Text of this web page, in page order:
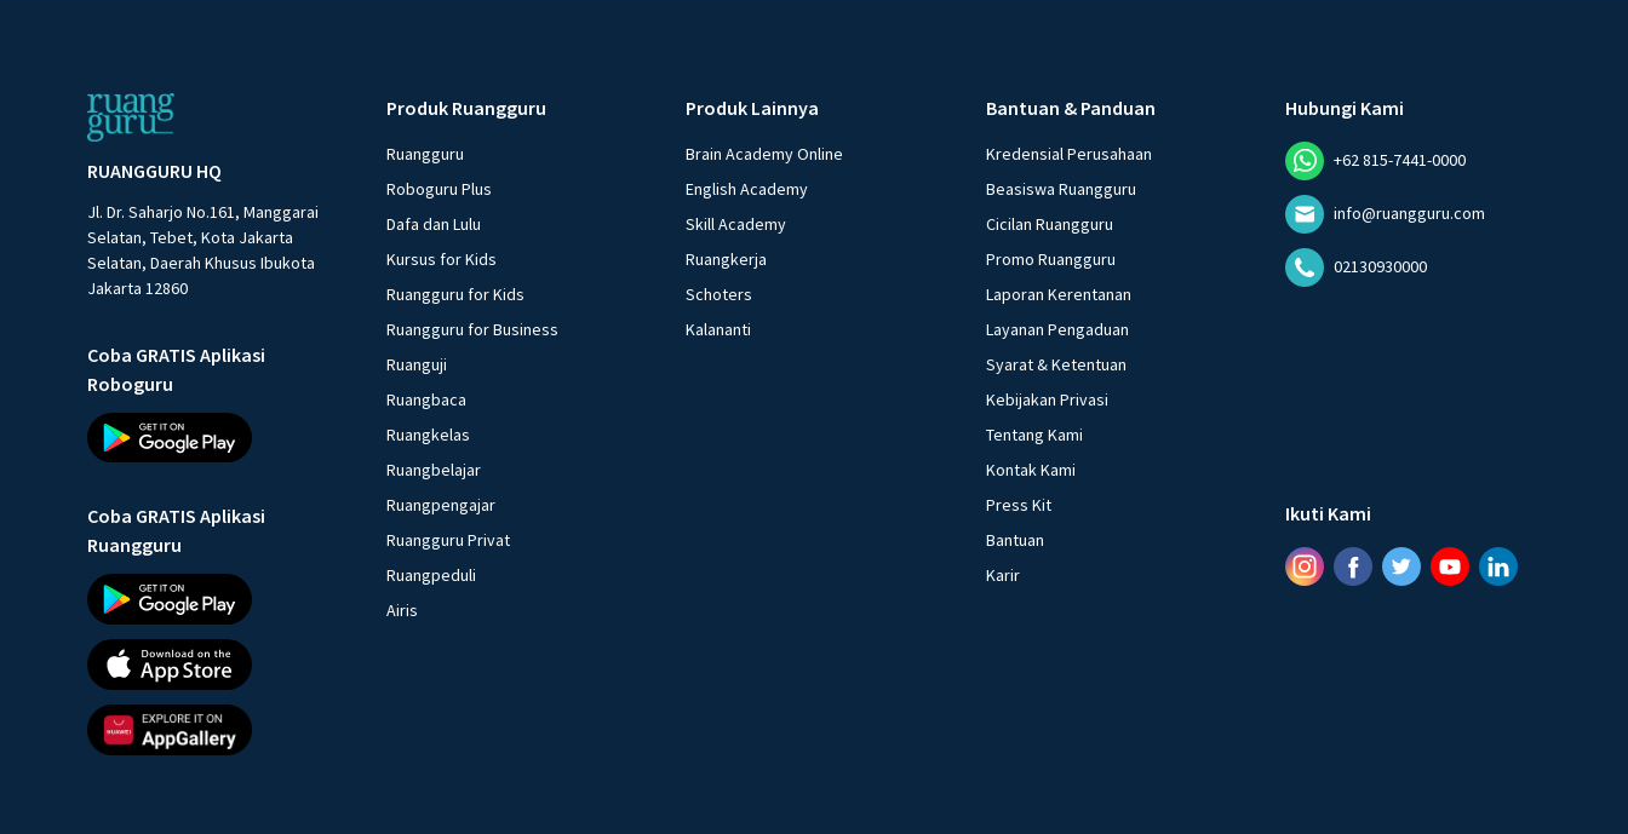
RUANGGURU HQ
Jl. Dr. Saharjo No.161, Manggarai
Selatan, Tebet, Kota Jakarta
Selatan, Daerah Khusus Ibukota
Jakarta 12860
Coba GRATIS Aplikasi
Roboguru
Coba GRATIS Aplikasi
Ruangguru
Produk Ruangguru
Ruangguru
Roboguru Plus
Dafa dan Lulu
Kursus for Kids
Ruangguru for Kids
Ruangguru for Business
Ruanguji
Ruangbaca
Ruangkelas
Ruangbelajar
Ruangpengajar
Ruangguru Privat
Ruangpeduli
Airis
Produk Lainnya
Brain Academy Online
English Academy
Skill Academy
Ruangkerja
Schoters
Kalananti
Bantuan & Panduan
Kredensial Perusahaan
Beasiswa Ruangguru
Cicilan Ruangguru
Promo Ruangguru
Laporan Kerentanan
Layanan Pengaduan
Syarat & Ketentuan
Kebijakan Privasi
Tentang Kami
Kontak Kami
Press Kit
Bantuan
Karir
Hubungi Kami
+62 815-7441-0000
info@ruangguru.com
02130930000
Ikuti Kami